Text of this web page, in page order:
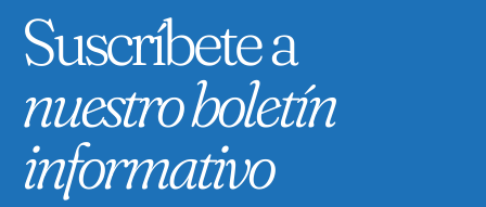
Suscríbete a
nuestro boletín
informativo